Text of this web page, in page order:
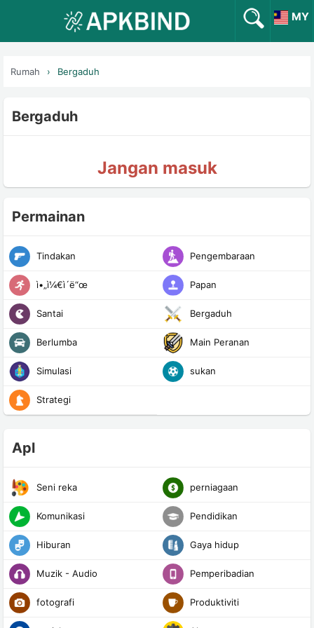
MY
Rumah Bergaduh
Bergaduh
Jangan masuk
Permainan
Tindakan Pengembaraan
ì•„ì¼€ì´ë“œ Papan
Santai Bergaduh
Berlumba Main Peranan
Simulasi sukan
Strategi
Apl
Seni reka perniagaan
Komunikasi Pendidikan
Hiburan Gaya hidup
Muzik - Audio Pemperibadian
fotografi Produktiviti